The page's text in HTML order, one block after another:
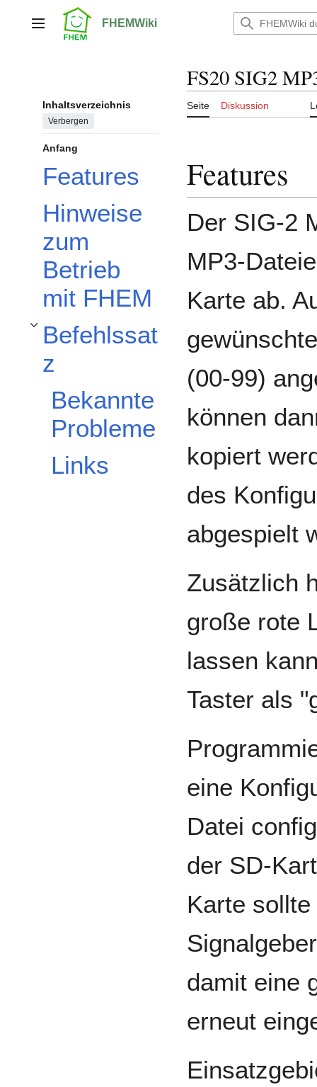
springenHauptmenü FHEMWiki
Inhaltsverzeichnis
Verbergen
Anfang
Features
Hinweise
zum
Betrieb
mit FHEM
Befehlssat
z
Unterabschnitt Befehlssatz umschalten
Bekannte
Probleme
Links
FS20 SIG2
Seite Diskussion
Features
Der SIG-2
MP3-
Karte ab.
(00-99)
können
kopiert
des
abgespielt
Zusätzlich
große rote
lassen
Taster als
eine
Datei
der SD-
Karte
damit eine
erneut